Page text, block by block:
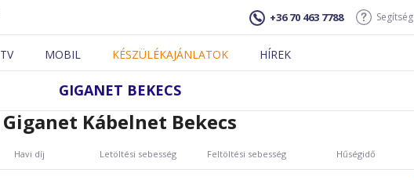
+36 70 463 7788 Segítség
TV MOBIL KÉSZÜLÉKAJÁNLATOK HÍREK
GIGANET BEKECS
Giganet Kábelnet Bekecs
Havi díj Letöltési sebesség Feltöltési sebesség Hűségidő